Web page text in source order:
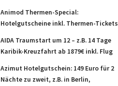
Animod Thermen-Special:
Hotelgutscheine inkl. Thermen-Tickets
AIDA Traumstart um 12 – z.B. 14 Tage
Karibik-Kreuzfahrt ab 1879€ inkl. Flug
Azimut Hotelgutschein: 149 Euro für 2
Nächte zu zweit, z.B. in Berlin,